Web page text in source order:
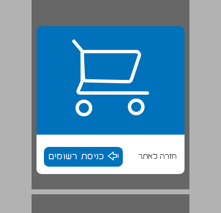
חזרה לאתר כניסת רשומים